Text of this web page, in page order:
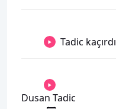
Tadic
Dusan Tadic